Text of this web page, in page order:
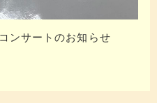
ンサートのお知らせ